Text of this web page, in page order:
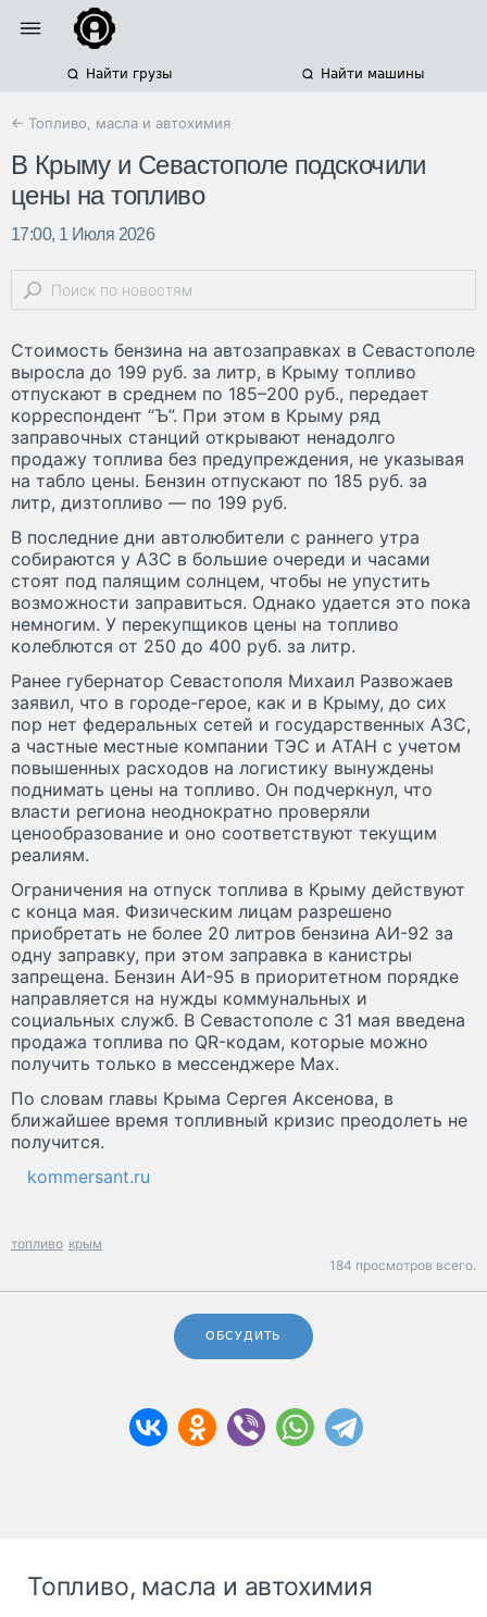
Найти грузы Найти машины
← Топливо, масла и автохимия
В Крыму и Севастополе подскочили
цены на топливо
17:00, 1 Июля 2026
Стоимость бензина на автозаправках в Севастополе
выросла до 199 руб. за литр, в Крыму топливо
отпускают в среднем по 185–200 руб., передает
корреспондент “Ъ”. При этом в Крыму ряд
заправочных станций открывают ненадолго
продажу топлива без предупреждения, не указывая
на табло цены. Бензин отпускают по 185 руб. за
литр, дизтопливо — по 199 руб.
В последние дни автолюбители с раннего утра
собираются у АЗС в большие очереди и часами
стоят под палящим солнцем, чтобы не упустить
возможности заправиться. Однако удается это пока
немногим. У перекупщиков цены на топливо
колеблются от 250 до 400 руб. за литр.
Ранее губернатор Севастополя Михаил Развожаев
заявил, что в городе-герое, как и в Крыму, до сих
пор нет федеральных сетей и государственных АЗС,
а частные местные компании ТЭС и АТАН с учетом
повышенных расходов на логистику вынуждены
поднимать цены на топливо. Он подчеркнул, что
власти региона неоднократно проверяли
ценообразование и оно соответствуют текущим
реалиям.
Ограничения на отпуск топлива в Крыму действуют
с конца мая. Физическим лицам разрешено
приобретать не более 20 литров бензина АИ-92 за
одну заправку, при этом заправка в канистры
запрещена. Бензин АИ-95 в приоритетном порядке
направляется на нужды коммунальных и
социальных служб. В Севастополе с 31 мая введена
продажа топлива по QR-кодам, которые можно
получить только в мессенджере Max.
По словам главы Крыма Сергея Аксенова, в
ближайшее время топливный кризис преодолеть не
получится.
kommersant.ru
топливо крым
184 просмотров всего.
ОБСУДИТЬ
Топливо, масла и автохимия